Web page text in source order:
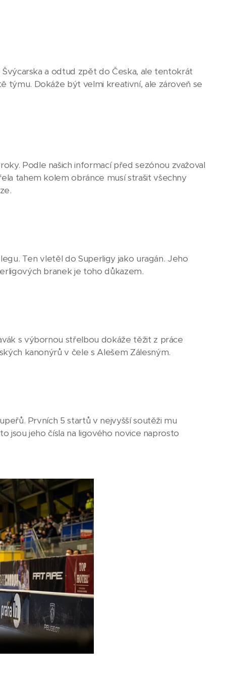
a odtud zpět do Česka, ale tentokrát
týmu. Dokáže být velmi kreativní, ale zároveň se
Podle našich informací před sezónou zvažoval
tahem kolem obránce musí strašit všechny
Ten vletěl do Superligy jako uragán. Jeho
branek je toho důkazem.
s výbornou střelbou dokáže těžit z práce
kanonýrů v čele s Alešem Zálesným.
Prvních 5 startů v nejvyšší soutěži mu
jsou jeho čísla na ligového novice naprosto